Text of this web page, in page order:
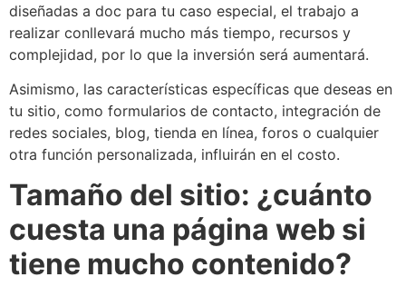
diseñadas a doc para tu caso especial, el trabajo a
realizar conllevará mucho más tiempo, recursos y
complejidad, por lo que la inversión será aumentará.
Asimismo, las características específicas que deseas en
tu sitio, como formularios de contacto, integración de
redes sociales, blog, tienda en línea, foros o cualquier
otra función personalizada, influirán en el costo.
Tamaño del sitio: ¿cuánto
cuesta una página web si
tiene mucho contenido?